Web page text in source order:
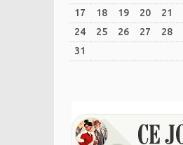
17
18 19 20 21
24
25 26 27 28
31